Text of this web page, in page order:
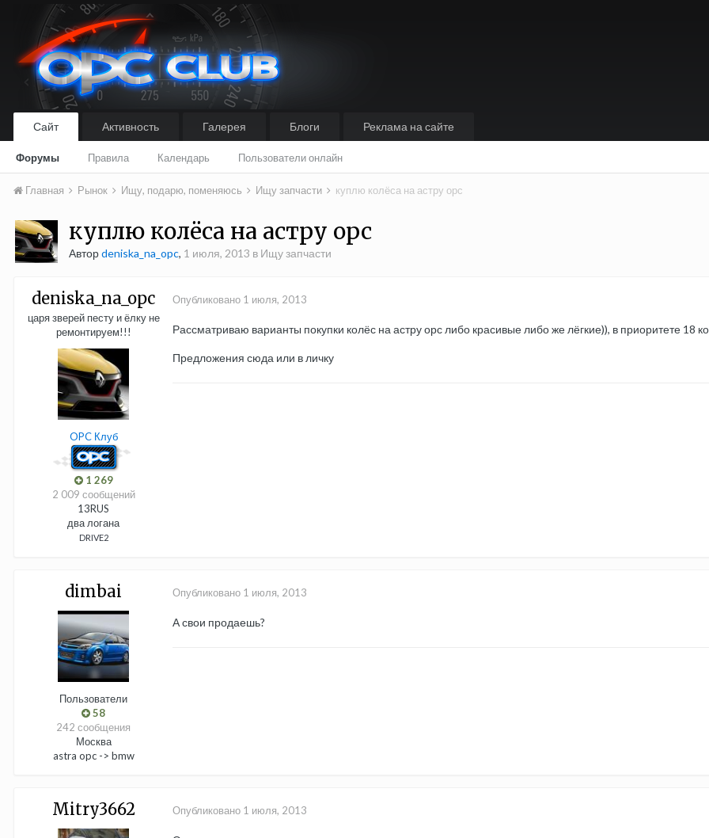
Сайт
Форумы Правила Календарь Пользователи онлайн
Активность Галерея Блоги Реклама на сайте
Главная Рынок Ищу, подарю, поменяюсь Ищу запчасти куплю колёса на астру орс
куплю колёса на астру орс
Авторdeniska_na_opc, 1 июля, 2013 в Ищу запчасти
deniska_na_opc
царя зверей песту и ёлку не
ремонтируем!!!
OPC Клуб
1 269
2 009 сообщений
13RUS
два логана
DRIVE2
Опубликовано 1 июля, 2013
Рассматриваю варианты покупки колёс на астру орс либо красивые либо же лёгкие)), в приоритете 18
Предложения сюда или в личку
dimbai
Пользователи
58
242 сообщения
Москва
astra opc -> bmw
Опубликовано 1 июля, 2013
А свои продаешь?
Mitry3662 Опубликовано 1 июля, 2013